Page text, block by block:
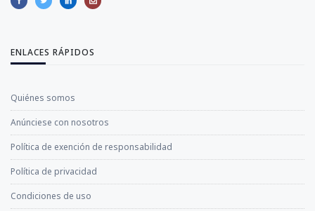
ENLACES RÁPIDOS
Quiénes somos
Anúnciese con nosotros
Política de exención de responsabilidad
Política de privacidad
Condiciones de uso